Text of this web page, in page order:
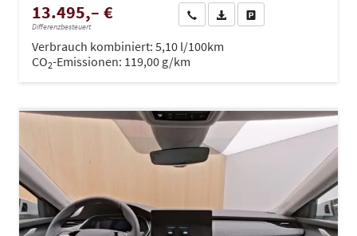
13.495,– €
Differenzbesteuert
Wir rufen Sie anPDF-Datei, Fahrzeugexposé
Verbrauch kombiniert: 5,10 l/100km
CO2-Emissionen: 119,00 g/km